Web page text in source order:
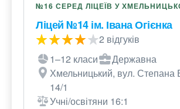
№16 СЕРЕД ЛІЦЕЇВ У
Ліцей №14 ім. Івана Огієнка
2 відгуків
1–12 класи
Державна
Хмельницький, вул. Степана
14/1
Учні/освітяни 16:1